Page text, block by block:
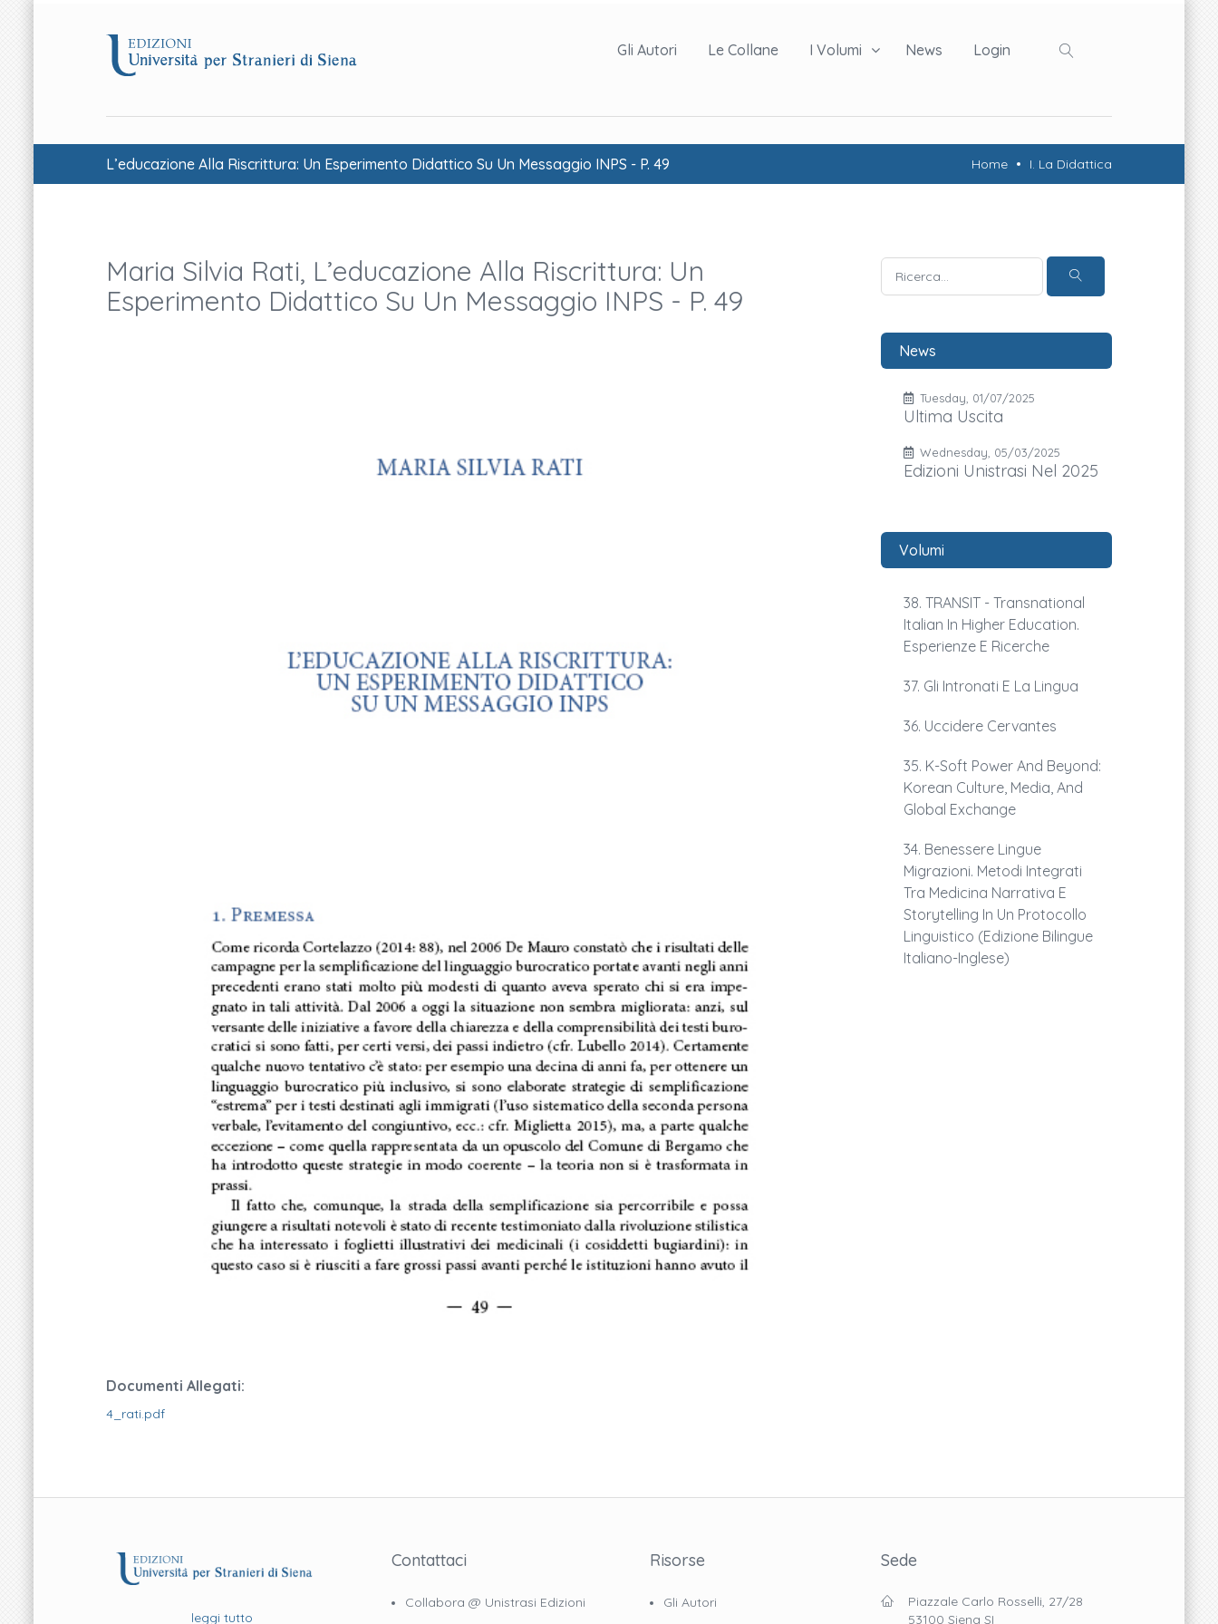
Gli Autori Le Collane I Volumi News Login
L’educazione Alla Riscrittura: Un Esperimento Didattico Su Un Messaggio INPS - P. 49 Home I. La Didattica
Maria Silvia Rati, L’educazione Alla Riscrittura: Un
Esperimento Didattico Su Un Messaggio INPS - P. 49
Documenti Allegati:
4_rati.pdf
News
Tuesday, 01/07/2025
Ultima Uscita
Wednesday, 05/03/2025
Edizioni Unistrasi Nel 2025
Volumi
38. TRANSIT - Transnational
Italian In Higher Education.
Esperienze E Ricerche
37. Gli Intronati E La Lingua
36. Uccidere Cervantes
35. K-Soft Power And Beyond:
Korean Culture, Media, And
Global Exchange
34. Benessere Lingue
Migrazioni. Metodi Integrati
Tra Medicina Narrativa E
Storytelling In Un Protocollo
Linguistico (edizione Bilingue
Italiano-Inglese)
leggi tutto
Contattaci
Collabora @ Unistrasi Edizioni
Risorse
Gli Autori
Sede
Piazzale Carlo Rosselli, 27/28
53100 Siena SI